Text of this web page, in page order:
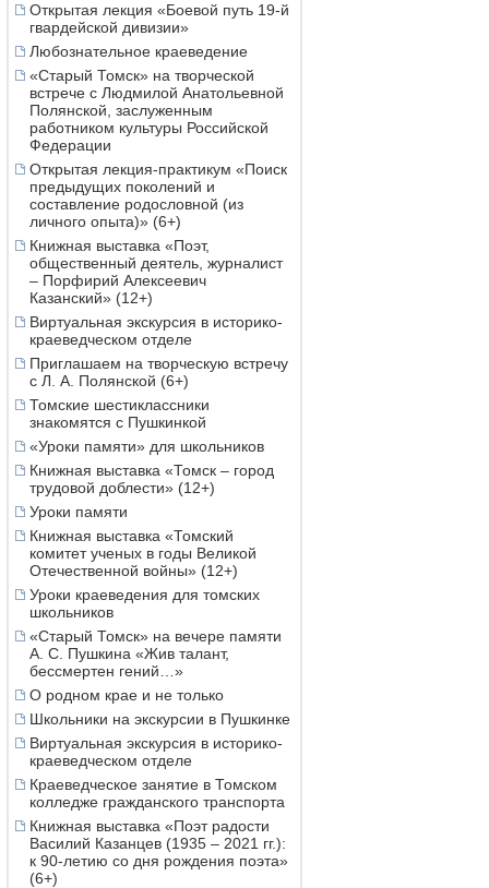
Открытая лекция «Боевой путь 19-й
гвардейской дивизии»
Любознательное краеведение
«Старый Томск» на творческой
встрече с Людмилой Анатольевной
Полянской, заслуженным
работником культуры Российской
Федерации
Открытая лекция-практикум «Поиск
предыдущих поколений и
составление родословной (из
личного опыта)» (6+)
Книжная выставка «Поэт,
общественный деятель, журналист
– Порфирий Алексеевич
Казанский» (12+)
Виртуальная экскурсия в историко-
краеведческом отделе
Приглашаем на творческую встречу
с Л. А. Полянской (6+)
Томские шестиклассники
знакомятся с Пушкинкой
«Уроки памяти» для школьников
Книжная выставка «Томск – город
трудовой доблести» (12+)
Уроки памяти
Книжная выставка «Томский
комитет ученых в годы Великой
Отечественной войны» (12+)
Уроки краеведения для томских
школьников
«Старый Томск» на вечере памяти
А. С. Пушкина «Жив талант,
бессмертен гений…»
О родном крае и не только
Школьники на экскурсии в Пушкинке
Виртуальная экскурсия в историко-
краеведческом отделе
Краеведческое занятие в Томском
колледже гражданского транспорта
Книжная выставка «Поэт радости
Василий Казанцев (1935 – 2021 гг.):
к 90-летию со дня рождения поэта»
(6+)